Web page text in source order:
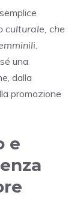
culturale, che
una
dalla
promozione
e